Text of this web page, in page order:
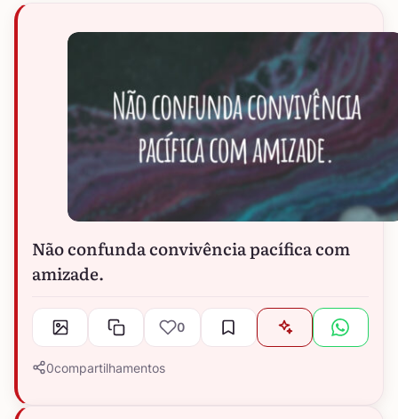
Não confunda convivência pacífica com
amizade.
0
0compartilhamentos